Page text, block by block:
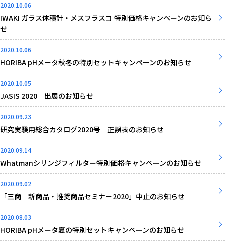
2020.10.06
IWAKI ガラス体積計・メスフラスコ 特別価格キャンペーンのお知ら
せ
2020.10.06
HORIBA pHメータ秋冬の特別セットキャンペーンのお知らせ
2020.10.05
JASIS 2020 出展のお知らせ
2020.09.23
研究実験用総合カタログ2020号 正誤表のお知らせ
2020.09.14
Whatmanシリンジフィルター特別価格キャンペーンのお知らせ
2020.09.02
「三商 新商品・推奨商品セミナー2020」中止のお知らせ
2020.08.03
HORIBA pHメータ夏の特別セットキャンペーンのお知らせ